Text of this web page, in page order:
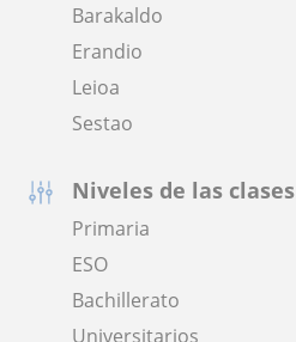
Barakaldo
Erandio
Leioa
Sestao
Niveles de las clases
Primaria
ESO
Bachillerato
Universitarios